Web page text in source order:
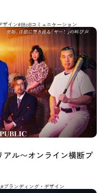
ザイン#BtoBコミュニケーション
ル〜オンライン横断プ
#ブランディング・デザイン